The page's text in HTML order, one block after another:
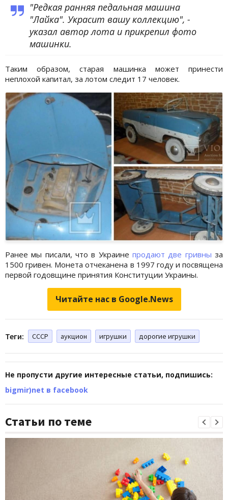
"Редкая ранняя педальная машина
"Лайка". Украсит вашу коллекцию", -
указал автор лота и прикрепил фото
машинки.
Таким образом, старая машинка может принести
неплохой капитал, за лотом следит 17 человек.
Ранее мы писали, что в Украине продают две гривны за
1500 гривен. Монета отчеканена в 1997 году и посвящена
первой годовщине принятия Конституции Украины.
Читайте нас в Google.News
Теги: СССР аукцион игрушки дорогие игрушки
Не пропусти другие интересные статьи, подпишись:
bigmir)net в facebook
Статьи по теме